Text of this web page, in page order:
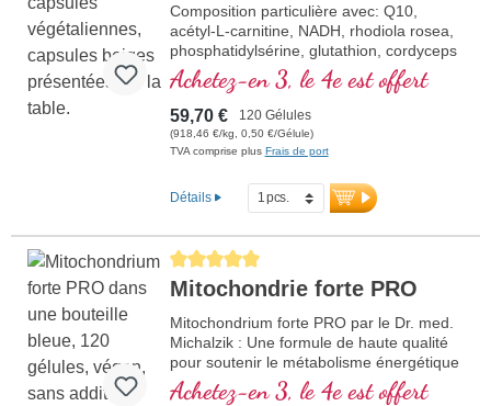
Composition particulière avec: Q10,
acétyl-L-carnitine, NADH, rhodiola rosea,
phosphatidylsérine, glutathion, cordyceps
et cuivre, qui contribue à normaliser le
métabolisme pour un gain d'énergie (sous
la forme d'ATP dans la chaine de
respiration cellula
Achetez-en 3, le 4e est offert
59,70 € 120 Gélules
(918,46 €/kg, 0,50 €/Gélule)
TVA comprise plus Frais de port
Détails
Average rating of 5 out of 5 stars
Mitochondrie forte PRO
Mitochondrium forte PRO par le Dr. med.
Michalzik : Une formule de haute qualité
pour soutenir le métabolisme énergétique
et la santé cellulaire. Elle comprend du
NADH, du Q10, du Resvératrol et de la
Achetez-en 3, le 4e est offert